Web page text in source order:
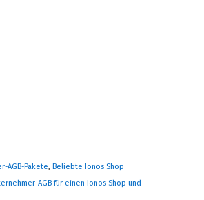
AGB-Pakete,Beliebte Ionos Shop
AGB für einen Ionos Shop und